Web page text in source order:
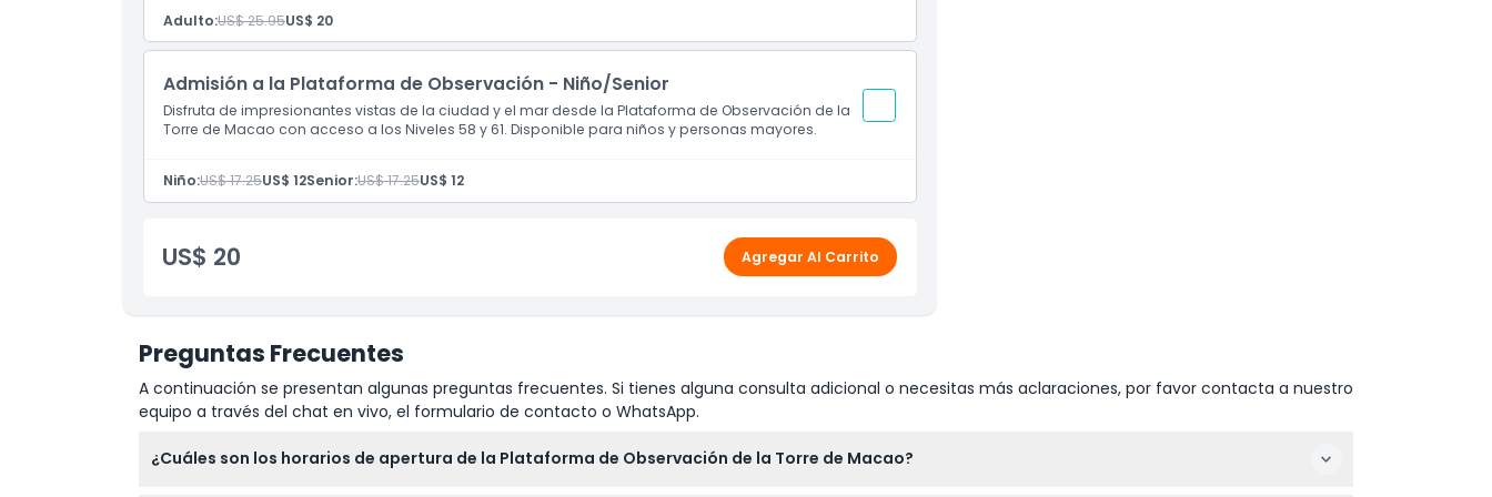
Horario de Apertura
Ubicación
Cómo Llegar
Adulto:US$ 25.95US$ 20
Admisión a la Plataforma de Observación - Niño/Senior
Disfruta de impresionantes vistas de la ciudad y el mar desde la Plataforma de Observación de la
Torre de Macao con acceso a los Niveles 58 y 61. Disponible para niños y personas mayores.
Niño:US$ 17.25US$ 12Senior:US$ 17.25US$ 12
US$ 20 Agregar Al Carrito
Preguntas Frecuentes
A continuación se presentan algunas preguntas frecuentes. Si tienes alguna consulta adicional o necesitas más aclaraciones, por favor contacta a nuestro
equipo a través del chat en vivo, el formulario de contacto o WhatsApp.
¿Cuáles son los horarios de apertura de la Plataforma de Observación de la Torre de Macao?